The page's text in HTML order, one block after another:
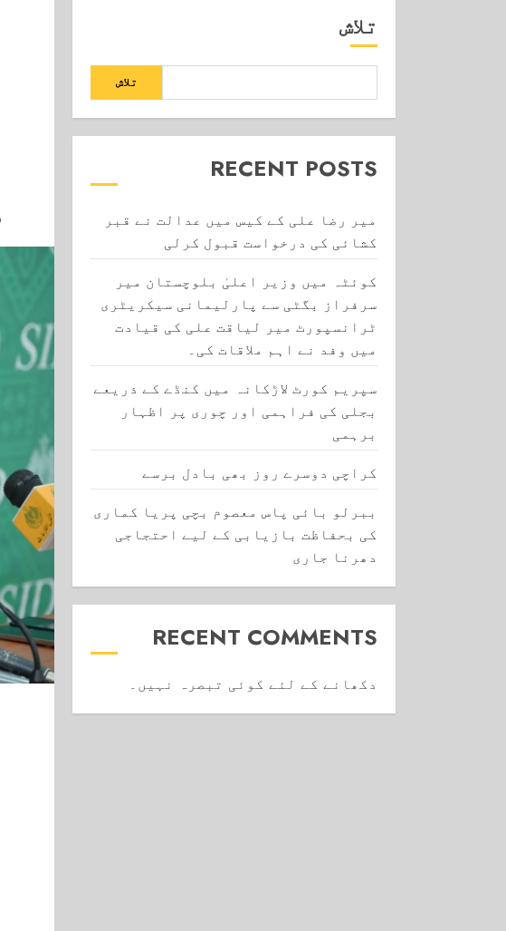
تلاش
تلاش
RECENT POSTS
میر رضا علی کے کیس میں عدالت نے قبر
کشائی کی درخواست قبول کرلی
کوئٹہ میں وزیر اعلیٰ بلوچستان میر
سرفراز بگٹی سے پارلیمانی سیکریٹری
ٹرانسپورٹ میر لیاقت علی کی قیادت
میں وفد نے اہم ملاقات کی۔
سپریم کورٹ لاڑکانہ میں کنڈے کے ذریعے
بجلی کی فراہمی اور چوری پر اظہار
برہمی
کراچی دوسرے روز بھی بادل برسے
ببرلو بائی پاس معصوم بچی پریا کماری
کی بحفاظت بازیابی کے لیے احتجاجی
دھرنا جاری
RECENT COMMENTS
دکھانے کے لئے کوئی تبصرہ نہیں۔